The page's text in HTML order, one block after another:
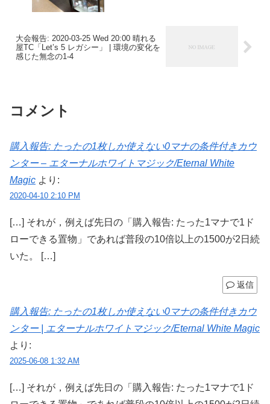
大会報告: 2020-03-25 Wed 20:00 晴れる
屋TC「Let’s 5 レガシー」 | 環境の変化を
感じた無念の1-4
コメント
購入報告: たったの1枚しか使えない0マナの条件付きカウ
ンター – エターナルホワイトマジック/Eternal White
Magic より:
2020-04-10 2:10 PM
[…] それが，例えば先日の「購入報告: たった1マナで1ド
ローできる置物」であれば普段の10倍以上の1500が2日続
いた。 […]
返信
購入報告: たったの1枚しか使えない0マナの条件付きカウ
ンター | エターナルホワイトマジック/Eternal White Magic
より:
2025-06-08 1:32 AM
[…] それが，例えば先日の「購入報告: たった1マナで1ド